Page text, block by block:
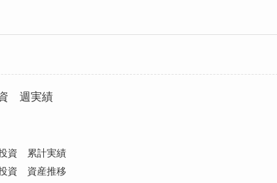
週実績
資 累計実績
資 資産推移